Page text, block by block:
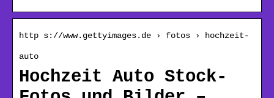
http s://www.gettyimages.de › fotos › hochzeit-
auto
Hochzeit Auto Stock-